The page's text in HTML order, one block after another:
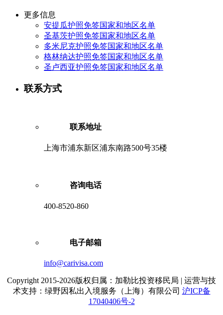
更多信息
安提瓜护照免签国家和地区名单
圣基茨护照免签国家和地区名单
多米尼克护照免签国家和地区名单
格林纳达护照免签国家和地区名单
圣卢西亚护照免签国家和地区名单
联系方式
联系地址
上海市浦东新区浦东南路500号35楼
咨询电话
400-8520-860
电子邮箱
info@carivisa.com
Copyright 2015-2026版权归属：加勒比投资移民局 | 运营与技
术支持：绿野因私出入境服务（上海）有限公司 沪ICP备
17040406号-2